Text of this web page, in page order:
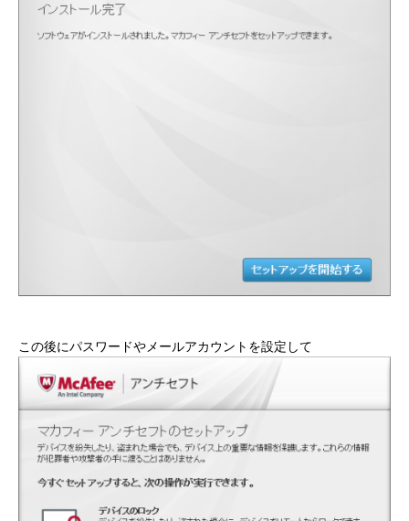
この後にパスワードやメールアカウントを設定して